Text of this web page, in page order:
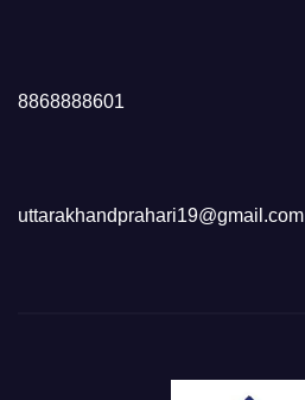
8868888601
uttarakhandprahari19@gmail.com